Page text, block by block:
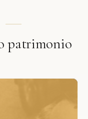
patrimonio